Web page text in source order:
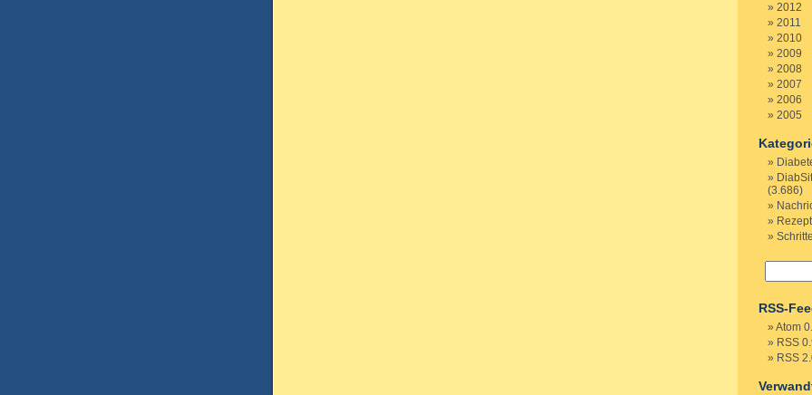
2012
2011
2010
2009
2008
2007
2006
2005
(3.686)
RSS-
Atom
RSS
RSS